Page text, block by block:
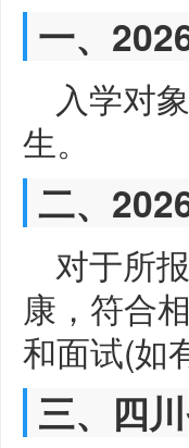
一、
入学对
生。
二、
对于所
康，符合
和面试(如
三、四